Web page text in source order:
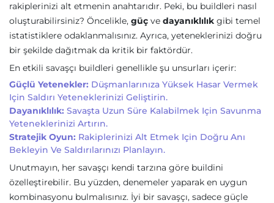
rakiplerinizi alt etmenin anahtarıdır. Peki, bu buildleri nasıl
oluşturabilirsiniz? Öncelikle, güç ve dayanıklılık gibi temel
istatistiklere odaklanmalısınız. Ayrıca, yeteneklerinizi doğru
bir şekilde dağıtmak da kritik bir faktördür.
En etkili savaşçı buildleri genellikle şu unsurları içerir:
Güçlü Yetenekler: Düşmanlarınıza Yüksek Hasar Vermek
Için Saldırı Yeteneklerinizi Geliştirin.
Dayanıklılık: Savaşta Uzun Süre Kalabilmek Için Savunma
Yeteneklerinizi Artırın.
Stratejik Oyun: Rakiplerinizi Alt Etmek Için Doğru Anı
Bekleyin Ve Saldırılarınızı Planlayın.
Unutmayın, her savaşçı kendi tarzına göre buildini
özelleştirebilir. Bu yüzden, denemeler yaparak en uygun
kombinasyonu bulmalısınız. İyi bir savaşçı, sadece güçle